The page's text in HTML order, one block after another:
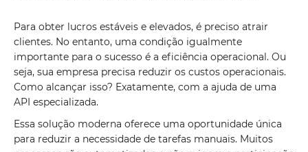
Para obter lucros estáveis ​​e elevados, é preciso atrair
clientes. No entanto, uma condição igualmente
importante para o sucesso é a eficiência operacional. Ou
seja, sua empresa precisa reduzir os custos operacionais.
Como alcançar isso? Exatamente, com a ajuda de uma
API especializada.
Essa solução moderna oferece uma oportunidade única
para reduzir a necessidade de tarefas manuais. Muitos